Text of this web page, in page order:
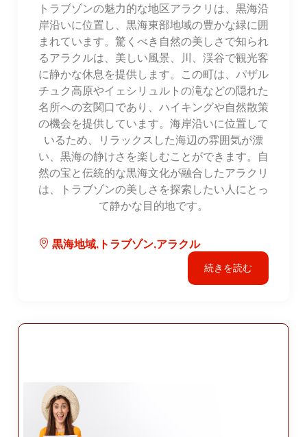
トラブゾンの魅力的な地区アラクリは、黒海沿
岸沿いに位置し、黒海東部地域の豊かな緑に囲
まれています。驚くべき自然の美しさで知られ
るアラクルは、美しい風景、川、渓谷で観光客
に静かな休息を提供します。この町は、パザル
チュク高原やイェシリュルトの滝などの隠れた
名所への玄関口であり、ハイキングや自然散策
の機会を提供しています。海岸沿いに位置して
いるため、リラックスした海辺の雰囲気が漂
い、黒海の静けさを楽しむことができます。自
然の宝と伝統的な黒海文化が融合したアラクリ
は、トラブゾンの美しさを探索したい人にとっ
て静かな目的地です。
黒海地域,トラブゾン,アラクル
続きを読む